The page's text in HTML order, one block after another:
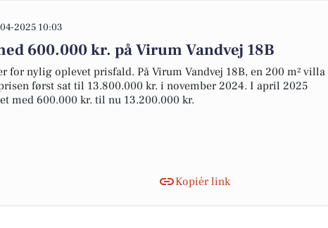
2025 10:03
600.000 kr. på Virum Vandvej 18B
for nylig oplevet prisfald. På Virum Vandvej 18B, en 200 m² villa
først sat til 13.800.000 kr. i november 2024. I april 2025
med 600.000 kr. til nu 13.200.000 kr.
Kopiér link